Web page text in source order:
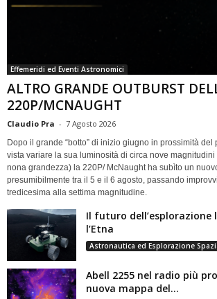
Effemeridi ed Eventi Astronomici
ALTRO GRANDE OUTBURST
220P/MCNAUGHT
Claudio Pra - 7 Agosto 2026
Dopo il grande “botto” di inizio giugno in prossimità del
vista variare la sua luminosità di circa nove
nona grandezza) la 220P/ McNaught ha subìto un
presumibilmente tra il 5 e il 6 agosto, passando
tredicesima alla settima magnitudine.
Il futuro dell’esplorazione
l’Etna
Astronautica ed Esplorazione
Abell 2255 nel radio più
nuova mappa del...